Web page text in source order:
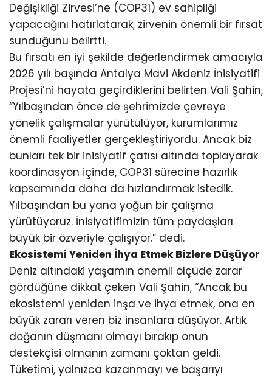
Değişikliği Zirvesi’ne (COP31) ev sahipliği
yapacağını hatırlatarak, zirvenin önemli bir fırsat
sunduğunu belirtti.
Bu fırsatı en iyi şekilde değerlendirmek amacıyla
2026 yılı başında Antalya Mavi Akdeniz İnisiyatifi
Projesi’ni hayata geçirdiklerini belirten Vali Şahin,
“Yılbaşından önce de şehrimizde çevreye
yönelik çalışmalar yürütülüyor, kurumlarımız
önemli faaliyetler gerçekleştiriyordu. Ancak biz
bunları tek bir inisiyatif çatısı altında toplayarak
koordinasyon içinde, COP31 sürecine hazırlık
kapsamında daha da hızlandırmak istedik.
Yılbaşından bu yana yoğun bir çalışma
yürütüyoruz. İnisiyatifimizin tüm paydaşları
büyük bir özveriyle çalışıyor.” dedi.
Ekosistemi Yeniden İhya Etmek Bizlere Düşüyor
Deniz altındaki yaşamın önemli ölçüde zarar
gördüğüne dikkat çeken Vali Şahin, “Ancak bu
ekosistemi yeniden inşa ve ihya etmek, ona en
büyük zararı veren biz insanlara düşüyor. Artık
doğanın düşmanı olmayı bırakıp onun
destekçisi olmanın zamanı çoktan geldi.
Tüketimi, yalnızca kazanmayı ve başarıyı